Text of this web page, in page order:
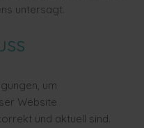
untersagt.
um
Website
und aktuell sind.